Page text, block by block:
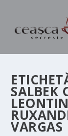
SALBEK
VARGAS